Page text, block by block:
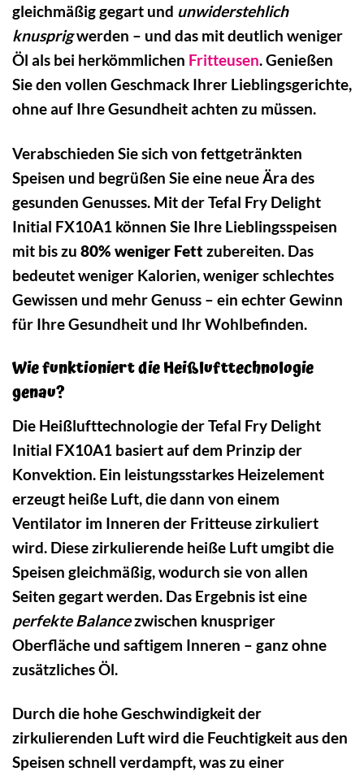
gleichmäßig gegart und unwiderstehlich
knusprigwerden – und das mit deutlich weniger
Öl als bei herkömmlichen Fritteusen. Genießen
Sie den vollen Geschmack Ihrer Lieblingsgerichte,
ohne auf Ihre Gesundheit achten zu müssen.
Verabschieden Sie sich von fettgetränkten
Speisen und begrüßen Sie eine neue Ära des
gesunden Genusses. Mit der Tefal Fry Delight
Initial FX10A1 können Sie Ihre Lieblingsspeisen
mit bis zu 80% weniger Fett zubereiten. Das
bedeutet weniger Kalorien, weniger schlechtes
Gewissen und mehr Genuss – ein echter Gewinn
für Ihre Gesundheit und Ihr Wohlbefinden.
Wie funktioniert die Heißlufttechnologie
genau?
Die Heißlufttechnologie der Tefal Fry Delight
Initial FX10A1 basiert auf dem Prinzip der
Konvektion. Ein leistungsstarkes Heizelement
erzeugt heiße Luft, die dann von einem
Ventilator im Inneren der Fritteuse zirkuliert
wird. Diese zirkulierende heiße Luft umgibt die
Speisen gleichmäßig, wodurch sie von allen
Seiten gegart werden. Das Ergebnis ist eine
perfekte Balancezwischen knuspriger
Oberfläche und saftigem Inneren – ganz ohne
zusätzliches Öl.
Durch die hohe Geschwindigkeit der
zirkulierenden Luft wird die Feuchtigkeit aus den
Speisen schnell verdampft, was zu einer